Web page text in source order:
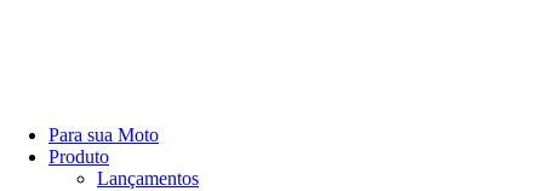
Para sua Moto
Produto
Lançamentos